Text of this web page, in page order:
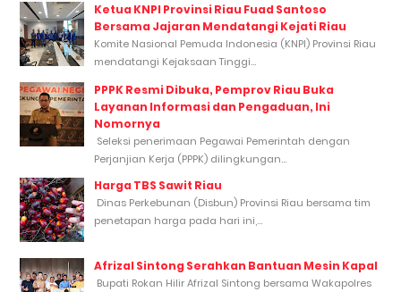
Ketua KNPI Provinsi Riau Fuad Santoso
Bersama Jajaran Mendatangi Kejati Riau
Komite Nasional Pemuda Indonesia (KNPI) Provinsi Riau
mendatangi Kejaksaan Tinggi...
PPPK Resmi Dibuka, Pemprov Riau Buka
Layanan Informasi dan Pengaduan, Ini
Nomornya
Seleksi penerimaan Pegawai Pemerintah dengan
Perjanjian Kerja (PPPK) dilingkungan...
Harga TBS Sawit Riau
Dinas Perkebunan (Disbun) Provinsi Riau bersama tim
penetapan harga pada hari ini,...
Afrizal Sintong Serahkan Bantuan Mesin Kapal
Bupati Rokan Hilir Afrizal Sintong bersama Wakapolres